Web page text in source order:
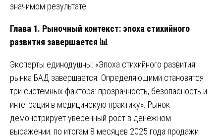
значимом результате.
Глава 1. Рыночный контекст: эпоха стихийного
развития завершается 📊
Эксперты единодушны: «Эпоха стихийного развития
рынка БАД завершается. Определяющими становятся
три системных фактора: прозрачность, безопасность и
интеграция в медицинскую практику». Рынок
демонстрирует уверенный рост в денежном
выражении: по итогам 8 месяцев 2025 года продажи